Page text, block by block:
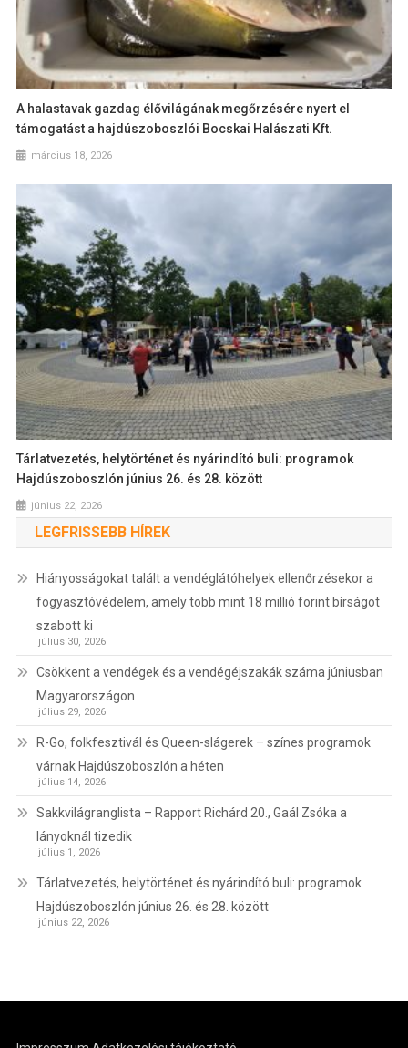
A halastavak gazdag élővilágának megőrzésére nyert el
támogatást a hajdúszoboszlói Bocskai Halászati Kft.
március 18, 2026
Tárlatvezetés, helytörténet és nyárindító buli: programok
Hajdúszoboszlón június 26. és 28. között
június 22, 2026
LEGFRISSEBB HÍREK
Hiányosságokat talált a vendéglátóhelyek ellenőrzésekor a
fogyasztóvédelem, amely több mint 18 millió forint bírságot
szabott ki
július 30, 2026
Csökkent a vendégek és a vendégéjszakák száma júniusban
Magyarországon
július 29, 2026
R-Go, folkfesztivál és Queen-slágerek – színes programok
várnak Hajdúszoboszlón a héten
július 14, 2026
Sakkvilágranglista – Rapport Richárd 20., Gaál Zsóka a
lányoknál tizedik
július 1, 2026
Tárlatvezetés, helytörténet és nyárindító buli: programok
Hajdúszoboszlón június 26. és 28. között
június 22, 2026